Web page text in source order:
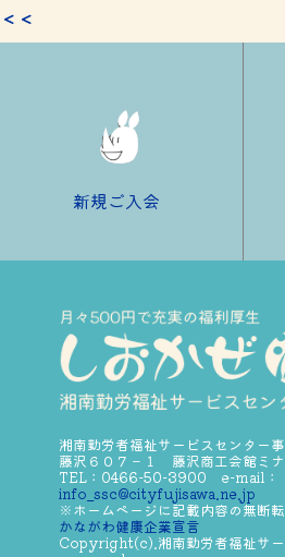
＜＜
新規ご入会
湘南勤労者福祉サービスセンタ
藤沢６０７－１ 藤沢商工会館ミ
TEL：0466-50-3900 e-mail：
info_ssc@cityfujisawa.ne.jp
※ホームページに記載内容の無断転
かながわ健康企業宣言
Copyright(c).湘南勤労者福祉サ